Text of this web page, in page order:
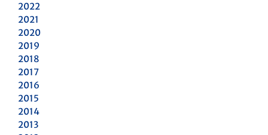
2022
2021
2020
2019
2018
2017
2016
2015
2014
2013